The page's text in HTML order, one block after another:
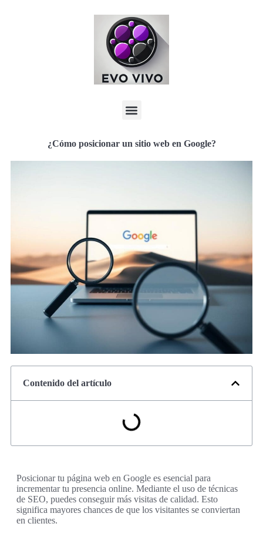
¿Cómo posicionar un sitio web en Google?
Contenido del artículo
Posicionar tu página web en Google es esencial para
incrementar tu presencia online. Mediante el uso de técnicas
de SEO, puedes conseguir más visitas de calidad. Esto
significa mayores chances de que los visitantes se conviertan
en clientes.